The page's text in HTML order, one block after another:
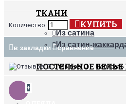
ТКАНИ
Из сатина
Из сатин-
ПОСТЕЛЬНОЕ
+
Количество: КУПИТЬ
в закладки сравнение
Отзывов: 0•